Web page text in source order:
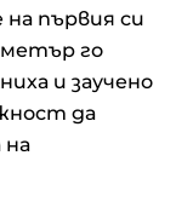
първия си
метър го
и заучено
да